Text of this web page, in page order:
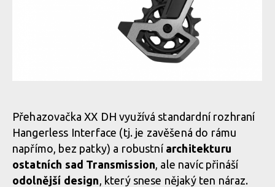
Novinka: Sram XX DH Transmission - Eagle pro sjezdaře
Novinka: Sram XX DH Transmission - Eagle pro sjezdaře
Novinka: Sram XX DH Transmission - Eagle pro sjezdaře
Přehazovačka XX DH využívá standardní rozhraní
Hangerless Interface (tj. je zavěšená do rámu
napřímo, bez patky) a robustní architekturu
ostatních sad Transmission, ale navíc přináší
odolnější design, který snese nějaký ten náraz.